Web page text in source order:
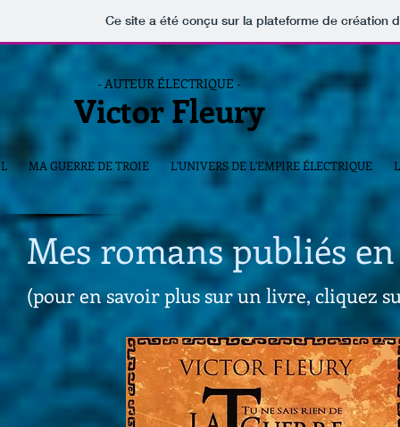
Ce site a été conçu sur la plateforme de création
- AUTEUR ÉLECTRIQUE -
Victor Fleury
MA GUERRE DE TROIE L'UNIVERS DE L'EMPIRE ÉLECTRIQUE
Mes romans publiés
(pour en savoir plus sur un livre, cliquez